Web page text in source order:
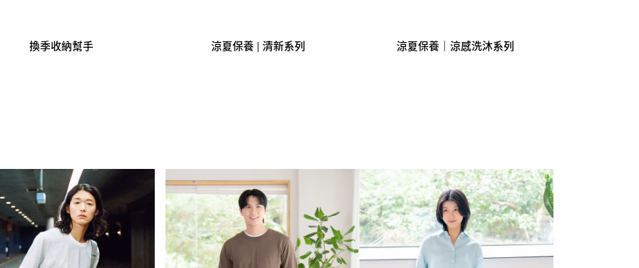
換季收納幫手 涼夏保養 | 清新系列 涼夏保養｜涼感洗沐系列